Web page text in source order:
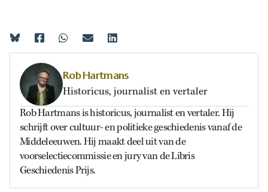
Rob Hartmans
Historicus, journalist en vertaler
Rob Hartmans is historicus, journalist en vertaler. Hij
schrijft over cultuur- en politieke geschiedenis vanaf de
Middeleeuwen. Hij maakt deel uit van de
voorselectiecommissie en jury van de Libris
Geschiedenis Prijs.